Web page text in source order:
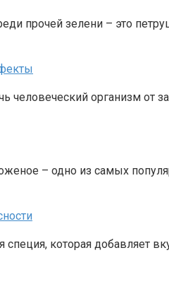
прочей зелени – это
организм от
– одно из самых
специя, которая